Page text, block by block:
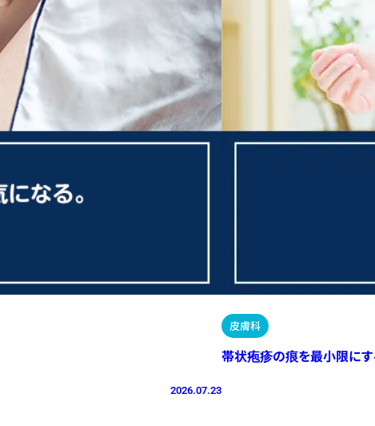
2026.07.23
皮膚科
帯状疱疹の痕を最小限にす